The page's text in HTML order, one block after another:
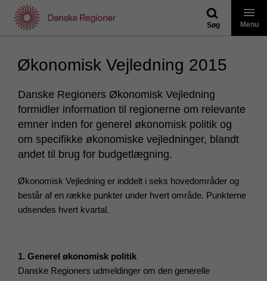
indhold
Søg Menu
Økonomisk Vejledning 2015
Danske Regioners Økonomisk Vejledning
formidler information til regionerne om relevante
emner inden for generel økonomisk politik og
om specifikke økonomiske vejledninger, blandt
andet til brug for budgetlægning.
Økonomisk Vejledning er inddelt i seks hovedområder og
består af en række punkter under hvert område. Punkterne
udsendes hvert kvartal.
1. Generel økonomisk politik
Danske Regioners udmeldinger om den generelle